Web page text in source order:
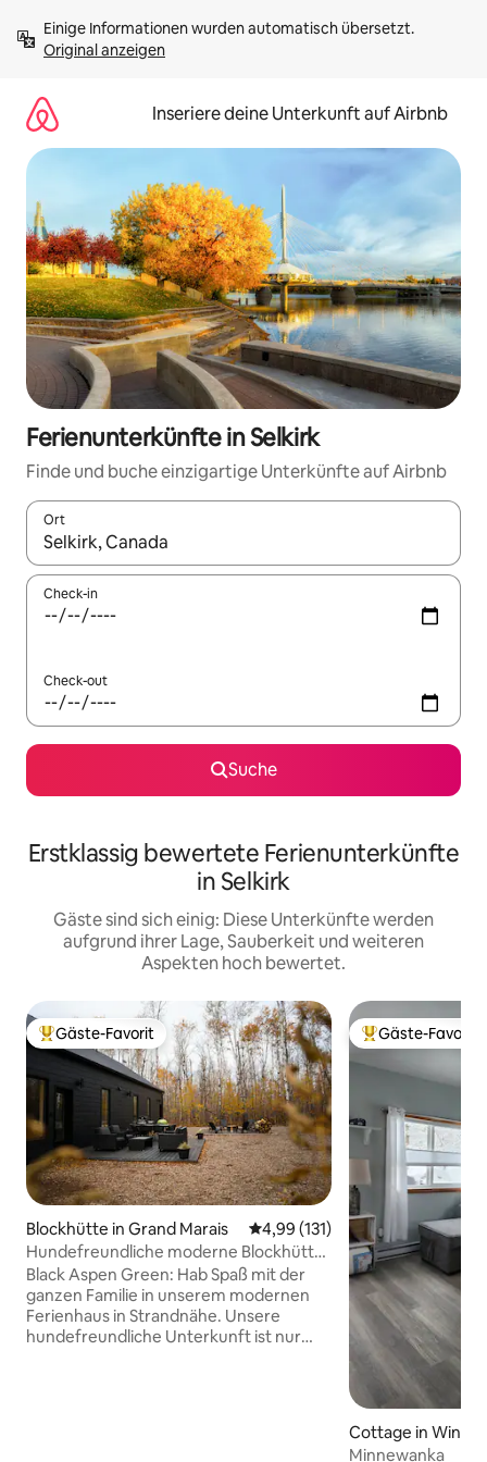
Inhalten
springenOriginal anzeigen
Inseriere deine Unterkunft auf Airbnb
Ferienunterkünfte in Selkirk
Finde und buche einzigartige Unterkünfte auf Airbnb
Ort
Wenn Ergebnisse verfügbar sind, navigiere mit den
Check-in
Check-out
Suche
Erstklassig bewertete Ferienunterkünfte
in Selkirk
Gäste sind sich einig: Diese Unterkünfte werden
aufgrund ihrer Lage, Sauberkeit und weiteren
Aspekten hoch bewertet.
Beliebter Gäste-Favorit.
Gäste-Favorit
Blockhütte in Grand Marais Durchschnittliche Bewertung:
4,99 (131)
Hundefreundliche moderne Blockhütte
in Strandnähe
Black Aspen Green: Hab Spaß mit der
ganzen Familie in unserem modernen
Ferienhaus in Strandnähe. Unsere
hundefreundliche Unterkunft ist nur
Beliebter Gäste-
Gäste-Favorit
Cottage in
Minnewanka